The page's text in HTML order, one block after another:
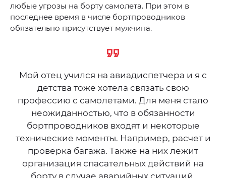
любые угрозы на борту самолета. При этом в
последнее время в числе бортпроводников
обязательно присутствует мужчина.
Мой отец учился на авиадиспетчера и я с
детства тоже хотела связать свою
профессию с самолетами. Для меня стало
неожиданностью, что в обязанности
бортпроводников входят и некоторые
технические моменты. Например, расчет и
проверка багажа. Также на них лежит
организация спасательных действий на
борту в случае аварийных ситуаций.